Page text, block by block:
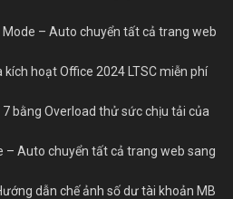
Mode – Auto chuyển tất cả trang web
kích hoạt Office 2024 LTSC miễn phí
7 bằng Overload thử sức chịu tải của
– Auto chuyển tất cả trang web sang
dẫn chế ảnh số dư tài khoản MB